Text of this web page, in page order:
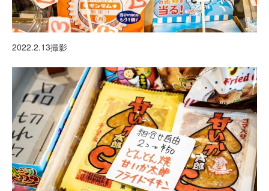
2022.2.13撮影